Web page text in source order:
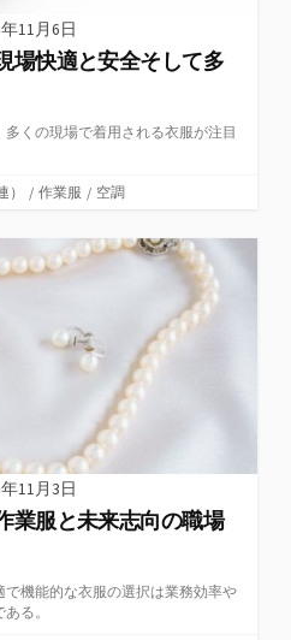
11月6日
場快適と安全そして多
くの現場で着用される衣服が注目
/ 作業服 / 空調
11月3日
業服と未来志向の職場
機能的な衣服の選択は業務効率や
る。